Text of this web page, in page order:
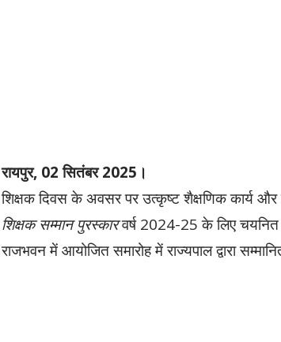
रायपुर, 02 सितंबर 2025।
शिक्षक दिवस के अवसर पर उत्कृष्ट शैक्षणिक कार्य
शिक्षक सम्मान पुरस्कारवर्ष 2024-25 के लिए चयनित
राजभवन में आयोजित समारोह में राज्यपाल द्वारा